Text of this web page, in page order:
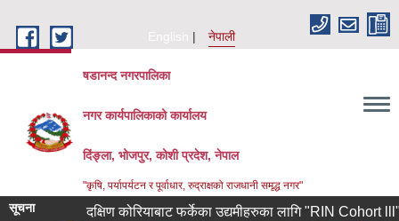
English
नेपाली
षडानन्द नगरपालिका
नगर कार्यपालिकाको कार्यालय
दिंङ्ला, भोजपुर, कोशी प्रदेश, नेपाल
"कृषि, पर्यापर्यटन र पूर्वाधार, रुद्राक्षको राजधानी समृद्ध नगर"
सूचना दक्षिण कोरियाबाट फर्केका उद्यमीहरुका लागि "RIN Cohort lll"